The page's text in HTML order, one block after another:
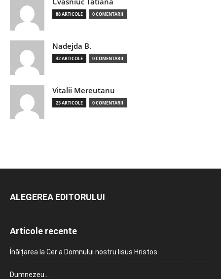
88 ARTICOLE 0 COMENTARII
Nadejda B.
32 ARTICOLE 0 COMENTARII
Vitalii Mereutanu
23 ARTICOLE 0 COMENTARII
ALEGEREA EDITORULUI
Articole recente
Înălțarea la Cer a Domnului nostru Iisus Hristos
Dumnezeu…